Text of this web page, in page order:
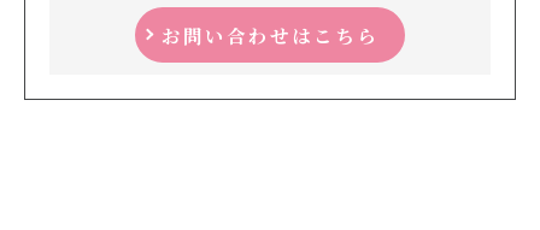
お問い合わせはこちら